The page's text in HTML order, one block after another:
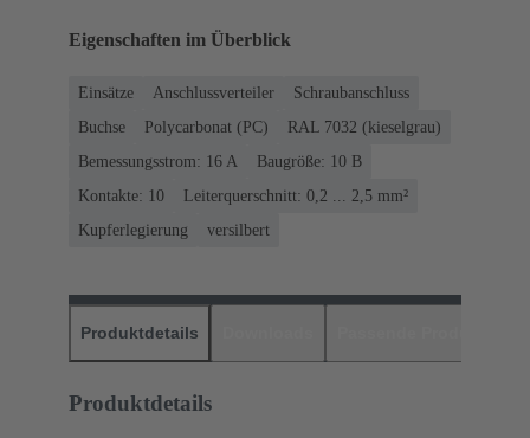
Eigenschaften im Überblick
Einsätze Anschlussverteiler
Schraubanschluss
Buchse
Polycarbonat (PC)
RAL 7032 (kieselgrau)
Bemessungsstrom: ‌16 A
Baugröße: 10 B
Kontakte: 10
Leiterquerschnitt: 0,2 ... 2,5 mm²
Kupferlegierung
versilbert
Produktdetails
Produktdetails